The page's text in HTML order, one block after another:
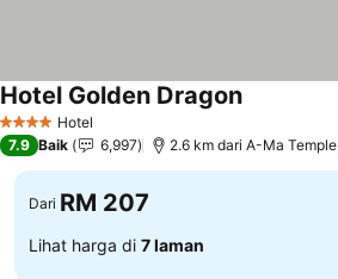
4 BintangHotel
Hotel Golden Dragon
7.9 Baik 6,997 2.6 km dari A-Ma Temple
Dari RM 207
Lihat harga di 7 laman